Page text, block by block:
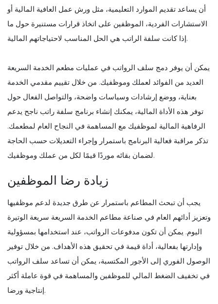
أن يساعد تقديم الموارد التعليمية، مثل ورش عمل العافية المالية أو
الاستشارات الفردية، الموظفين على اتخاذ قرارات مستنيرة حول ما
إذا كانت سلفة الراتب هي الحل المناسب لاحتياجاتهم المالية.
يمكن أن يوفر دمج سلف الرواتب في عمليات مطعم الخدمة السريعة
العديد من الفوائد لعملك وموظفيك. من خلال تقييم مقدمي الخدمة
بعناية، ووضع إرشادات وسياسات واضحة، والتواصل الفعال حول
توفر هذه الأداة المالية، يمكنك إنشاء برنامج سلفة راتب ناجح يدعم
الرفاهية المالية لموظفيك مع المساهمة في النجاح العام لمطعمك.
تذكر مراقبة فعالية البرنامج باستمرار وإجراء التعديلات حسب الحاجة
لضمان بقائه موردًا قيمًا لكل من عملك وموظفيك.
زيادة رضا الموظفين
يجب أن تبحث المطاعم باستمرار عن طرق جديدة لدعم موظفيها
وتعزيز أدائهم العام في صناعة مطاعم الخدمة السريعة سريعة الوتيرة
اليوم. يمكن أن تكون مدفوعات الرواتب، عند استخدامها بمسؤولية
وإدارتها بفعالية، أداة قيمة في تحقيق هذه الأهداف. من خلال توفير
الوصول الفوري إلى الأجور المكتسبة، يمكن أن تساعد سلف الرواتب
في تخفيف الضغط المالي للموظفين والمساهمة في قوة عاملة أكثر
إنتاجية ورضا.